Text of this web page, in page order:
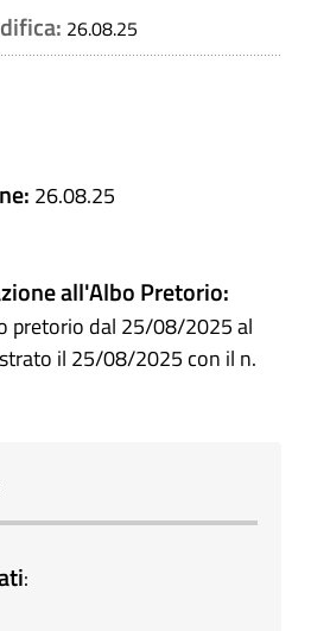
26.08.25
26.08.25
all'Albo Pretorio:
pretorio dal 25/08/2025 al
il 25/08/2025 con il n.
: